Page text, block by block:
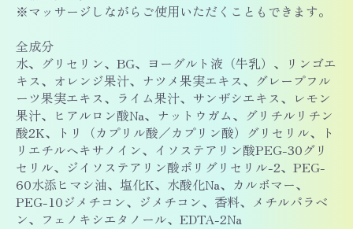
※マッサージしながらご使用いただくこともできます。
全成分
水、グリセリン、BG、ヨーグルト液（牛乳）、リンゴエ
キス、オレンジ果汁、ナツメ果実エキス、グレープフル
ーツ果実エキス、ライム果汁、サンザシエキス、レモン
果汁、ヒアルロン酸Na、ナットウガム、グリチルリチン
酸2K、トリ（カプリル酸／カプリン酸）グリセリル、ト
リエチルヘキサノイン、イソステアリン酸PEG-30グリ
セリル、ジイソステアリン酸ポリグリセリル-2、PEG-
60水添ヒマシ油、塩化K、水酸化Na、カルボマー、
PEG-10ジメチコン、ジメチコン、香料、メチルパラベ
ン、フェノキシエタノール、EDTA-2Na